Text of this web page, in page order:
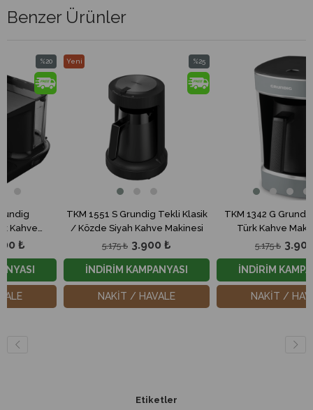
Benzer Ürünler
TKM 1551 S Grundig Tekli Klasik
/ Közde Siyah Kahve Makinesi
3.900 ₺
İndirim
%25İndirim
Yeni
Ürün
İNDİRİM KAMPANYASI
NAKİT / HAVALE
TKM 1342 G Grundig
Türk Kahve Makinesi Gri
3.900 ₺
İNDİRİM KAMPANYASI
NAKİT / HAVALE
Etiketler